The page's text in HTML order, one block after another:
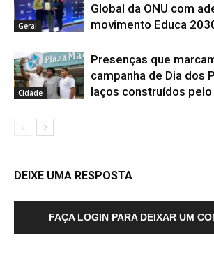
Geral
Global da ONU com
movimento Educa
Cidade
Presenças que
campanha de Dia dos
laços construídos
DEIXE UMA RESPOSTA
FAÇA LOGIN PARA DEIXAR UM